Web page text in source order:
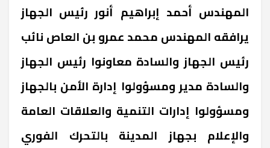
المهندس أحمد إبراهيم أنور رئيس الجهاز
يرافقه المهندس محمد عمرو بن العاص نائب
رئيس الجهاز والسادة معاونوا رئيس الجهاز
والسادة مدير ومسؤولوا إدارة الأمن بالجهاز
ومسؤولوا إدارات التنمية والعلاقات العامة
والإعلام بجهاز المدينة بالتحرك الفوري